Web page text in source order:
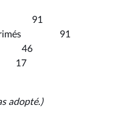
91
91
46
17
adopté.)